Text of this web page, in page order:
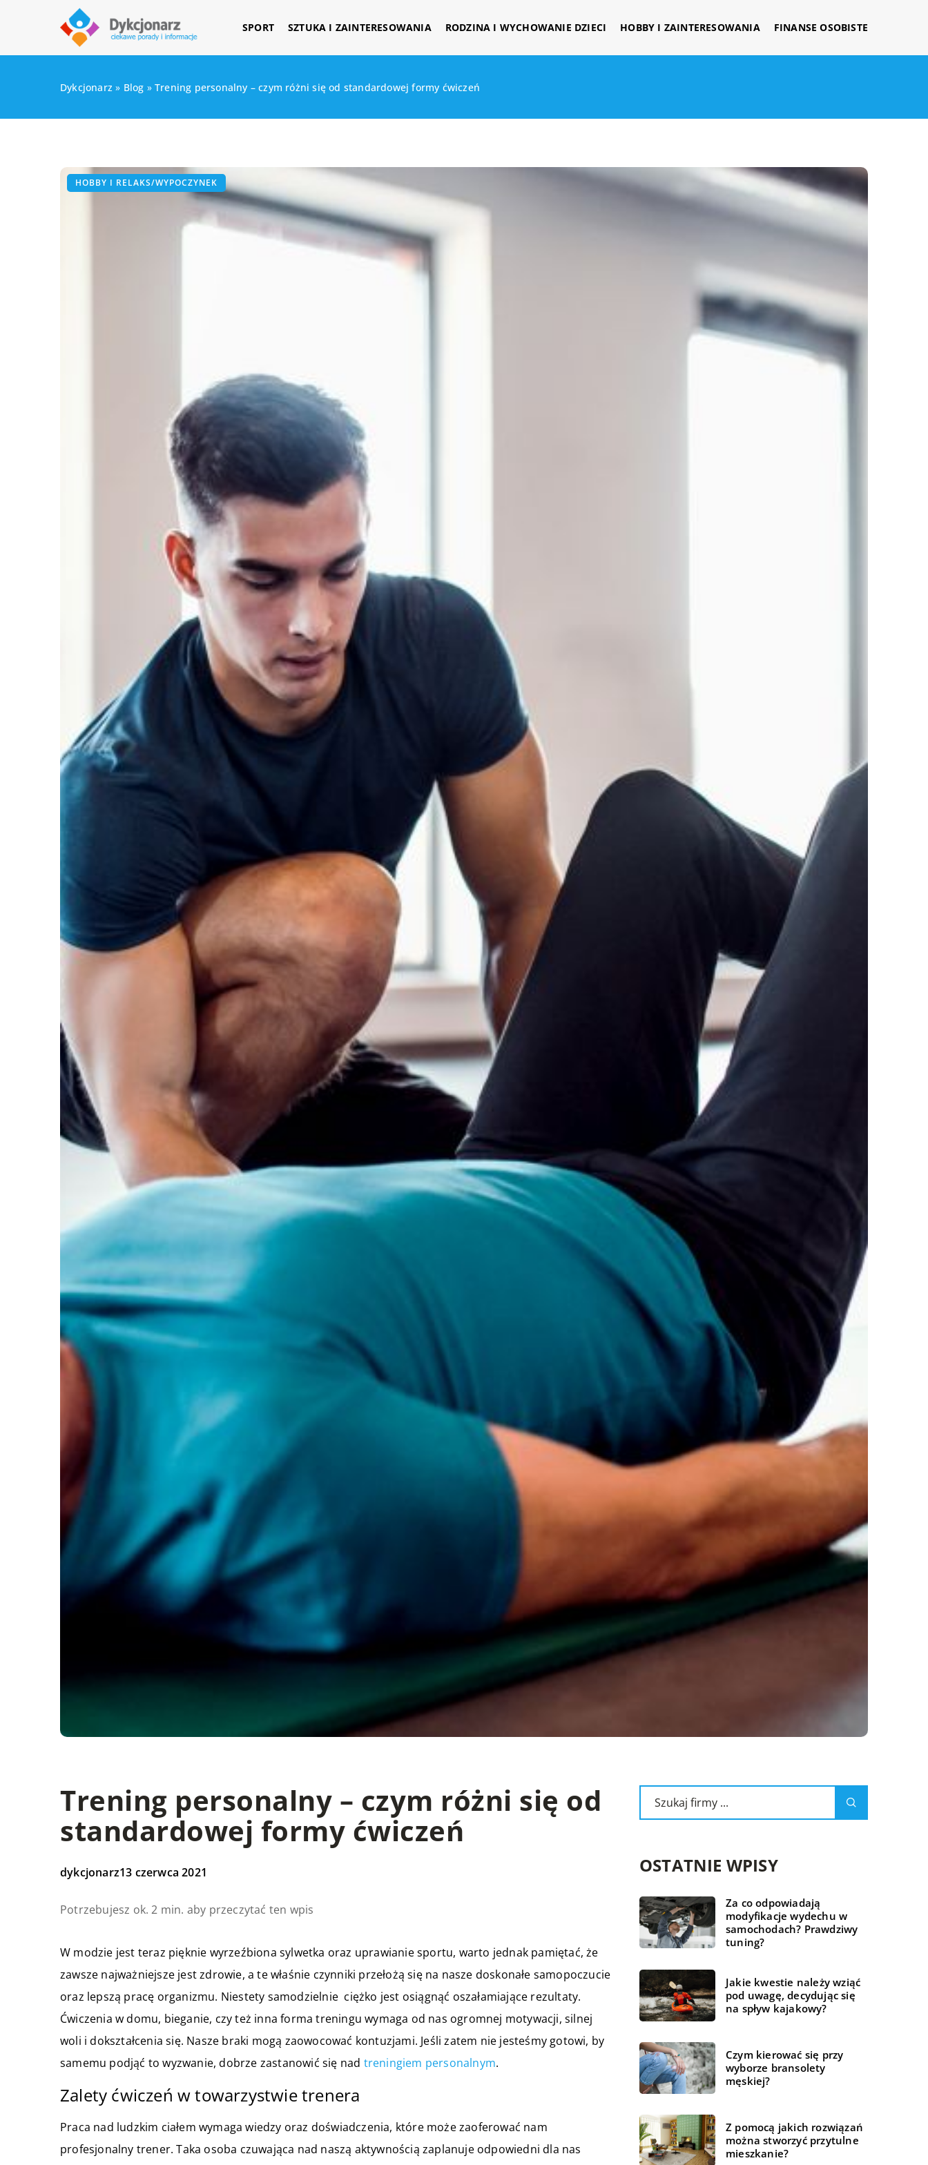
SPORT SZTUKA I ZAINTERESOWANIA RODZINA I WYCHOWANIE DZIECI HOBBY I ZAINTERESOWANIA FINANSE OSOBISTE
Dykcjonarz » Blog »Trening personalny – czym różni się od standardowej formy ćwiczeń
HOBBY I RELAKS/WYPOCZYNEK
Trening personalny – czym różni się od
standardowej formy ćwiczeń
dykcjonarz13 czerwca 2021
Potrzebujesz ok. 2 min. aby przeczytać ten wpis
W modzie jest teraz pięknie wyrzeźbiona sylwetka oraz uprawianie sportu, warto jednak pamiętać, że
zawsze najważniejsze jest zdrowie, a te właśnie czynniki przełożą się na nasze doskonałe samopoczucie
oraz lepszą pracę organizmu. Niestety samodzielnie ciężko jest osiągnąć oszałamiające rezultaty.
Ćwiczenia w domu, bieganie, czy też inna forma treningu wymaga od nas ogromnej motywacji, silnej
woli i dokształcenia się. Nasze braki mogą zaowocować kontuzjami. Jeśli zatem nie jesteśmy gotowi, by
samemu podjąć to wyzwanie, dobrze zastanowić się nad treningiem personalnym.
Zalety ćwiczeń w towarzystwie trenera
Praca nad ludzkim ciałem wymaga wiedzy oraz doświadczenia, które może zaoferować nam
profesjonalny trener. Taka osoba czuwająca nad naszą aktywnością zaplanuje odpowiedni dla nas
OSTATNIE WPISY
Za co odpowiadają
modyfikacje wydechu w
samochodach? Prawdziwy
tuning?
Jakie kwestie należy wziąć
pod uwagę, decydując się
na spływ kajakowy?
Czym kierować się przy
wyborze bransolety
męskiej?
Z pomocą jakich rozwiązań
można stworzyć przytulne
mieszkanie?